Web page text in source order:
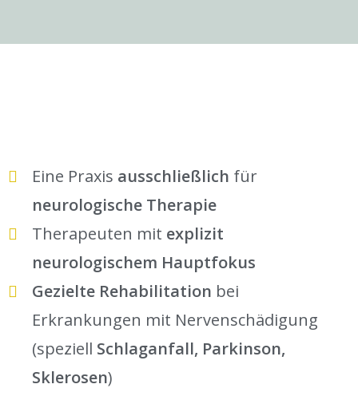
Eine Praxis ausschließlich für
neurologische Therapie
Therapeuten mit explizit
neurologischem Hauptfokus
Gezielte Rehabilitation bei
Erkrankungen mit Nervenschädigung
(speziell Schlaganfall, Parkinson,
Sklerosen)